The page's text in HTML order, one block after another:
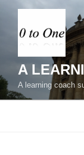
へ
ス
A
A learning coach